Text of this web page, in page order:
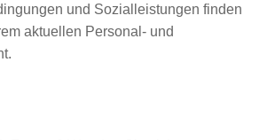
und Sozialleistungen finden
aktuellen Personal- und